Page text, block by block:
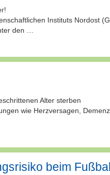
Instituts Nordost
den …
Alter sterben
wie Herzversagen,
beim Fußball